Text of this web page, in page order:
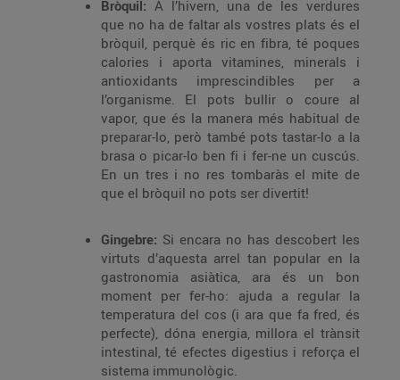
Bròquil: A l’hivern, una de les verdures
que no ha de faltar als vostres plats és el
bròquil, perquè és ric en fibra, té poques
calories i aporta vitamines, minerals i
antioxidants imprescindibles per a
l’organisme. El pots bullir o coure al
vapor, que és la manera més habitual de
preparar-lo, però també pots tastar-lo a la
brasa o picar-lo ben fi i fer-ne un cuscús.
En un tres i no res tombaràs el mite de
que el bròquil no pots ser divertit!
Gingebre: Si encara no has descobert les
virtuts d’aquesta arrel tan popular en la
gastronomia asiàtica, ara és un bon
moment per fer-ho: ajuda a regular la
temperatura del cos (i ara que fa fred, és
perfecte), dóna energia, millora el trànsit
intestinal, té efectes digestius i reforça el
sistema immunològic.